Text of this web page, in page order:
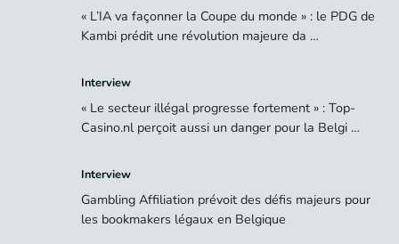
« L’IA va façonner la Coupe du monde » : le PDG de
Kambi prédit une révolution majeure da …
Interview
« Le secteur illégal progresse fortement » : Top-
Casino.nl perçoit aussi un danger pour la Belgi …
Interview
Gambling Affiliation prévoit des défis majeurs pour
les bookmakers légaux en Belgique